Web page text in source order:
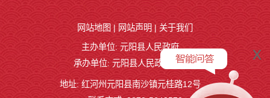
x
网站地图 | 网站声明 | 关于我们
主办单位: 元阳县人民政府
承办单位: 元阳县人民政府办公室
地址: 红河州元阳县南沙镇元桂路12号